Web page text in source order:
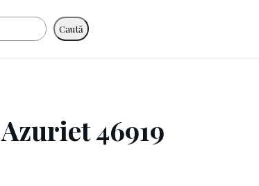
Caută
Azuriet 46919